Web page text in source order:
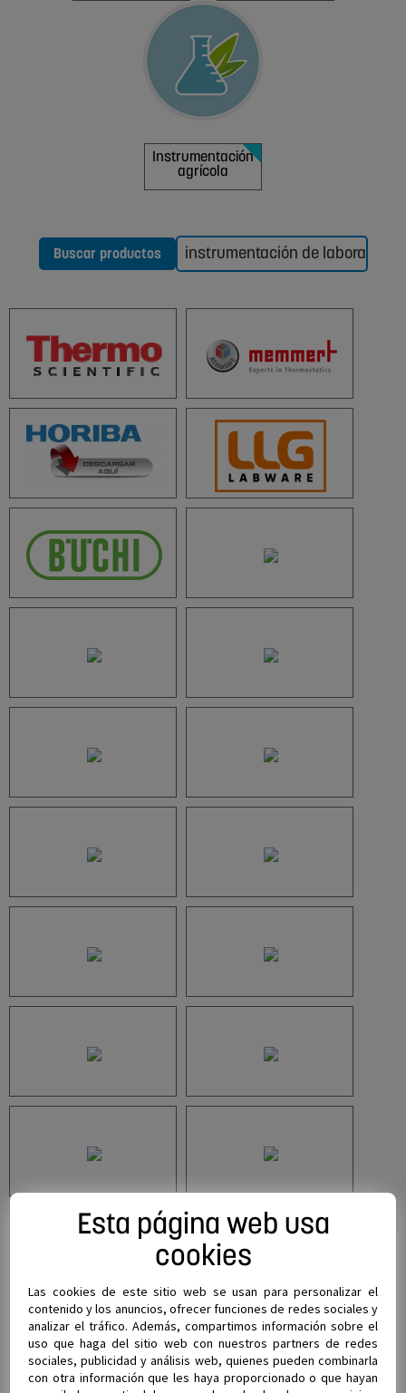
Instrumentación
agrícola
Buscar productos
Esta página web usa
cookies
Las cookies de este sitio web se usan para personalizar el
contenido y los anuncios, ofrecer funciones de redes sociales y
analizar el tráfico. Además, compartimos información sobre el
uso que haga del sitio web con nuestros partners de redes
sociales, publicidad y análisis web, quienes pueden combinarla
con otra información que les haya proporcionado o que hayan